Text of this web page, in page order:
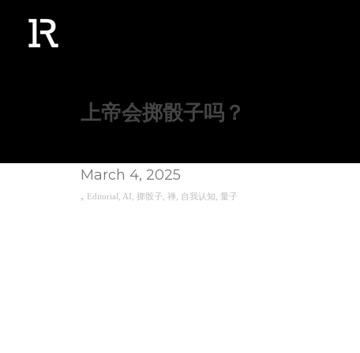
上帝会掷骰子吗？
March 4, 2025
, Editorial AI 掷骰子 禅 自我认知 量子